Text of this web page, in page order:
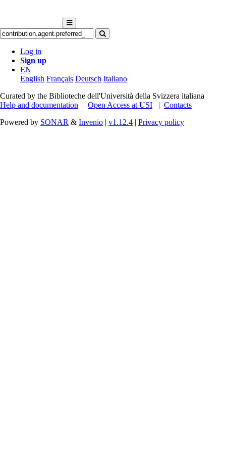
Log in
Sign up
EN
English Français Deutsch Italiano
Curated by the Biblioteche dell'Università della Svizzera italiana
Help and documentation | Open Access at USI | Contacts
Powered by SONAR & Invenio | v1.12.4 | Privacy policy